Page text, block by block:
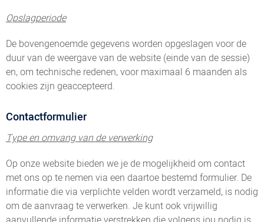
Opslagperiode
De bovengenoemde gegevens worden opgeslagen voor de
duur van de weergave van de website (einde van de sessie)
en, om technische redenen, voor maximaal 6 maanden als
cookies zijn geaccepteerd.
Contactformulier
Type en omvang van de verwerking
Op onze website bieden we je de mogelijkheid om contact
met ons op te nemen via een daartoe bestemd formulier. De
informatie die via verplichte velden wordt verzameld, is nodig
om de aanvraag te verwerken. Je kunt ook vrijwillig